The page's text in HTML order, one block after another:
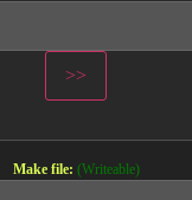
Make file: (Writeable)